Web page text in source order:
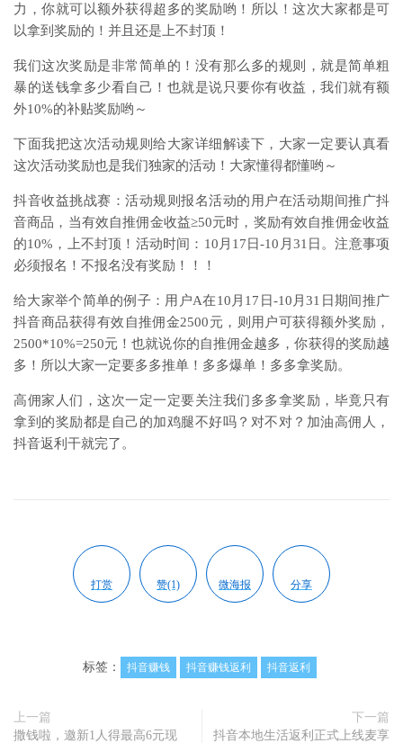
力，你就可以额外获得超多的奖励哟！所以！这次大家都是可
以拿到奖励的！并且还是上不封顶！
我们这次奖励是非常简单的！没有那么多的规则，就是简单粗
暴的送钱拿多少看自己！也就是说只要你有收益，我们就有额
外10%的补贴奖励哟～
下面我把这次活动规则给大家详细解读下，大家一定要认真看
这次活动奖励也是我们独家的活动！大家懂得都懂哟～
抖音收益挑战赛：活动规则报名活动的用户在活动期间推广抖
音商品，当有效自推佣金收益≥50元时，奖励有效自推佣金收益
的10%，上不封顶！活动时间：10月17日-10月31日。注意事项
必须报名！不报名没有奖励！！！
给大家举个简单的例子：用户A在10月17日-10月31日期间推广
抖音商品获得有效自推佣金2500元，则用户可获得额外奖励，
2500*10%=250元！也就说你的自推佣金越多，你获得的奖励越
多！所以大家一定要多多推单！多多爆单！多多拿奖励。
高佣家人们，这次一定一定要关注我们多多拿奖励，毕竟只有
拿到的奖励都是自己的加鸡腿不好吗？对不对？加油高佣人，
抖音返利干就完了。
打赏 赞(1) 微海报 分享
标签： 抖音赚钱 抖音赚钱返利 抖音返利
上一篇
撒钱啦，邀新1人得最高6元现
下一篇
抖音本地生活返利正式上线麦享